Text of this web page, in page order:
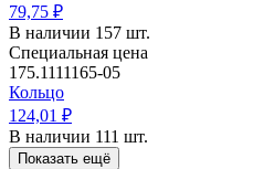
79,75 ₽
В наличии 157 шт.
Специальная цена
175.1111165-05
Кольцо
124,01 ₽
В наличии 111 шт.
Показать ещё